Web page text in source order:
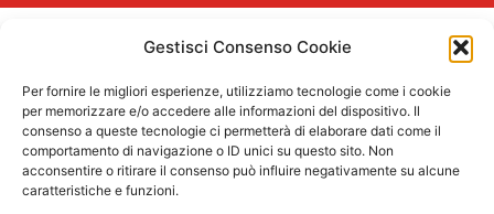
Gestisci Consenso Cookie
Per fornire le migliori esperienze, utilizziamo tecnologie come i cookie
per memorizzare e/o accedere alle informazioni del dispositivo. Il
consenso a queste tecnologie ci permetterà di elaborare dati come il
comportamento di navigazione o ID unici su questo sito. Non
acconsentire o ritirare il consenso può influire negativamente su alcune
caratteristiche e funzioni.
Buozzi 12, 39100 Bolzano – P.IVA/CF 02757850215
L
i
n
k
e
F
a
c
e
I
n
s
t
T
i
k
t
P
i
n
t